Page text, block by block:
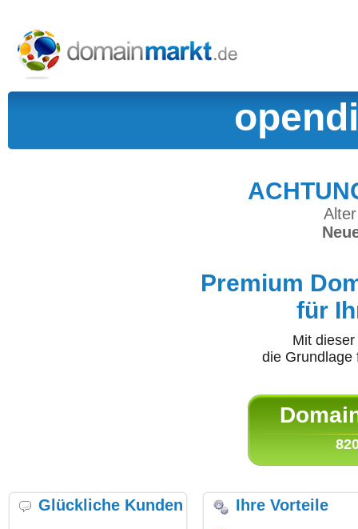
Premium
für
Mit
die
Glückliche Kunden Ihre Vorteile